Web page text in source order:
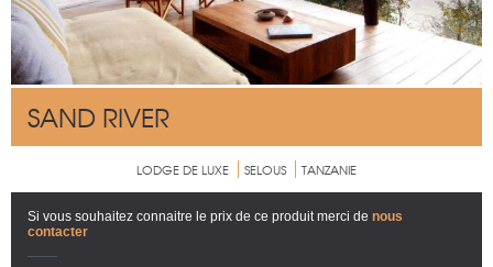
SAND RIVER
LODGE DE LUXE SELOUS TANZANIE
Si vous souhaitez connaitre le prix de ce produit merci de nous
contacter